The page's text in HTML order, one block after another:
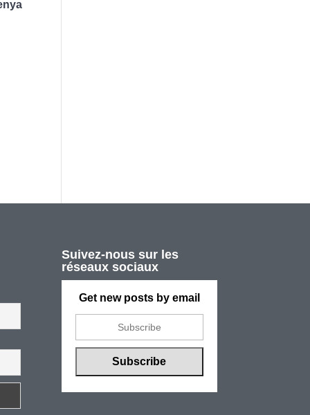
Suivez-nous sur les
réseaux sociaux
Get new posts by email